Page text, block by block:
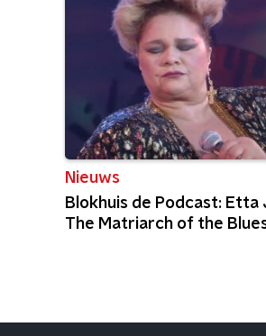
Nieuws
Blokhuis de Podcast: Etta
The Matriarch of the